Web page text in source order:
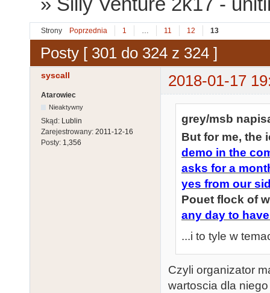
Strony Poprzednia 1 … 11 12 13
Posty [ 301 do 324 z 324 ]
syscall 2018-01-17
Atarowiec
Nieaktywny
Skąd: Lublin
Zarejestrowany: 2011-12-16
Posty: 1,356
grey/msb
But for me, the
demo in the
asks for a
yes from our
Pouet flock of
any day to
...i to tyle w
Czyli organizator
wartoscia dla